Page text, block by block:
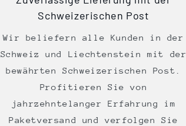
Schweizerischen Post
Wir beliefern alle Kunden in der
Schweiz und Liechtenstein mit der
bewährten Schweizerischen Post.
Profitieren Sie von
jahrzehntelanger Erfahrung im
Paketversand und verfolgen Sie